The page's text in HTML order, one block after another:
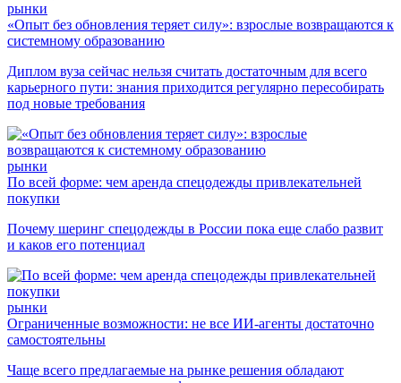
рынки
«Опыт без обновления теряет силу»: взрослые возвращаются к
системному образованию
Диплом вуза сейчас нельзя считать достаточным для всего
карьерного пути: знания приходится регулярно пересобирать
под новые требования
рынки
По всей форме: чем аренда спецодежды привлекательней
покупки
Почему шеринг спецодежды в России пока еще слабо развит
и каков его потенциал
рынки
Ограниченные возможности: не все ИИ-агенты достаточно
самостоятельны
Чаще всего предлагаемые на рынке решения обладают